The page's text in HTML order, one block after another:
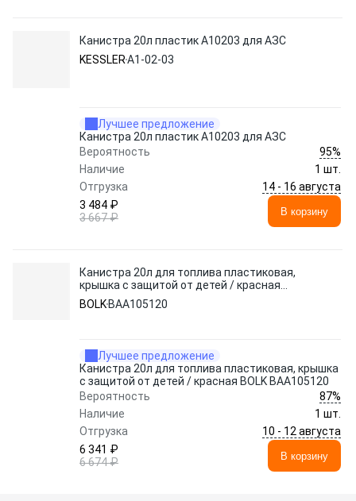
Канистра 20л пластик А10203 для АЗС
KESSLERА1-02-03
Лучшее предложение
Канистра 20л пластик А10203 для АЗС
Вероятность
95%
Наличие
1 шт.
Отгрузка
14 - 16 августа
3 484 ₽
3 667 ₽
В корзину
Канистра 20л для топлива пластиковая,
крышка с защитой от детей / красная
BOLK BAA105120
BOLK BAA105120
Лучшее предложение
Канистра 20л для топлива пластиковая, крышка
с защитой от детей / красная BOLK BAA105120
Вероятность
87%
Наличие
1 шт.
Отгрузка
10 - 12 августа
6 341 ₽
6 674 ₽
В корзину